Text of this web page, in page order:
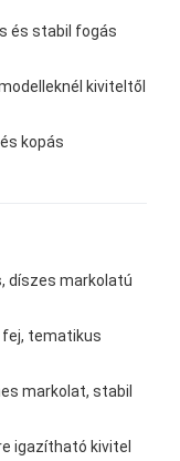
és stabil fogás
kiviteltől
kopás
díszes markolatú
fej, tematikus
markolat, stabil
igazítható kivitel